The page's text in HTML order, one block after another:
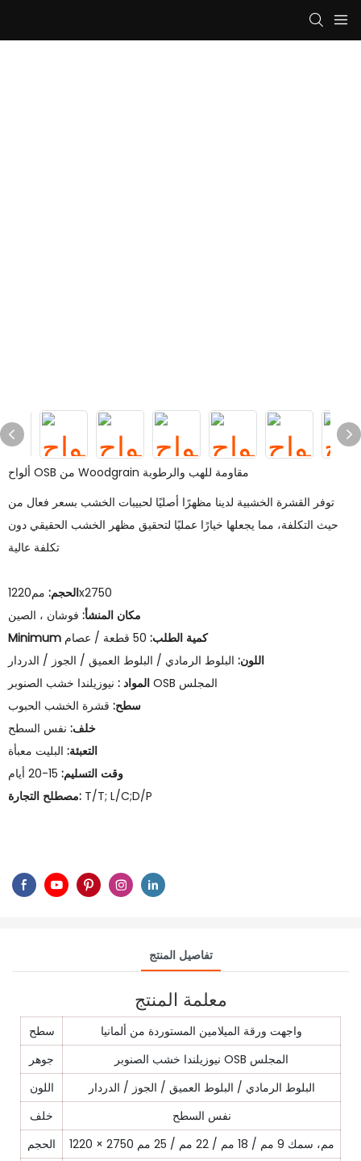
ألواح OSB من Woodgrain مقاومة للهب والرطوبة
توفر القشرة الخشبية لدينا مظهرًا أصليًا لحبيبات الخشب بسعر فعال من
حيث التكلفة، مما يجعلها خيارًا عمليًا لتحقيق مظهر الخشب الحقيقي دون
الحجم:مم1220x2750
مكان المنشأ: فوشان ، الصين
Minimum كمية الطلب: 50 قطعة / عصام
اللون: البلوط الرمادي / البلوط العميق / الجوز / الدردار
المواد :
نيوزيلندا خشب الصنوبر OSB المجلس
سطح: قشرة الخشب الحبوب
خلف: نفس السطح
التعبئة: البليت معبأة
وقت التسليم: 15-20 أيام
مصطلح التجارة: T/T; L/C;D/P
تفاصيل المنتج
معلمة المنتج
سطح
واجهت ورقة الميلامين المستوردة من ألمانيا
جوهر
نيوزيلندا خشب الصنوبر OSB المجلس
اللون
البلوط الرمادي / البلوط العميق / الجوز / الدردار
خلف
نفس السطح
الحجم
1220 × 2750 مم، سمك 9 مم / 18 مم / 22 مم / 25 مم